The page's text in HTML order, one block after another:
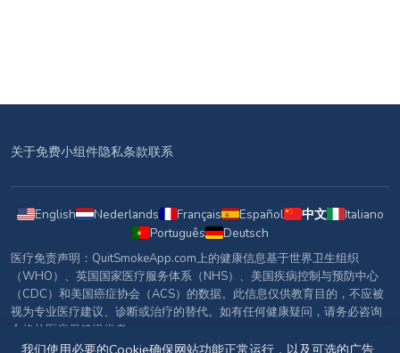
关于免费小组件隐私条款联系
English Nederlands Français Español 中文
Italiano
Português
Deutsch
医疗免责声明：QuitSmokeApp.com上的健康信息基于世界卫生组织
（WHO）、英国国家医疗服务体系（NHS）、美国疾病控制与预防中心
（CDC）和美国癌症协会（ACS）的数据。此信息仅供教育目的，不应被
视为专业医疗建议、诊断或治疗的替代。如有任何健康疑问，请务必咨询
合格的医疗保健提供者。
我们使用必要的Cookie确保网站功能正常运行，以及可选的广告